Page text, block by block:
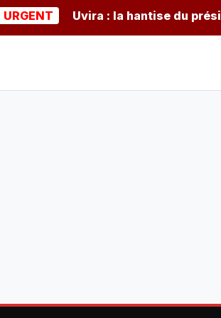
Uvira : la hantise du président